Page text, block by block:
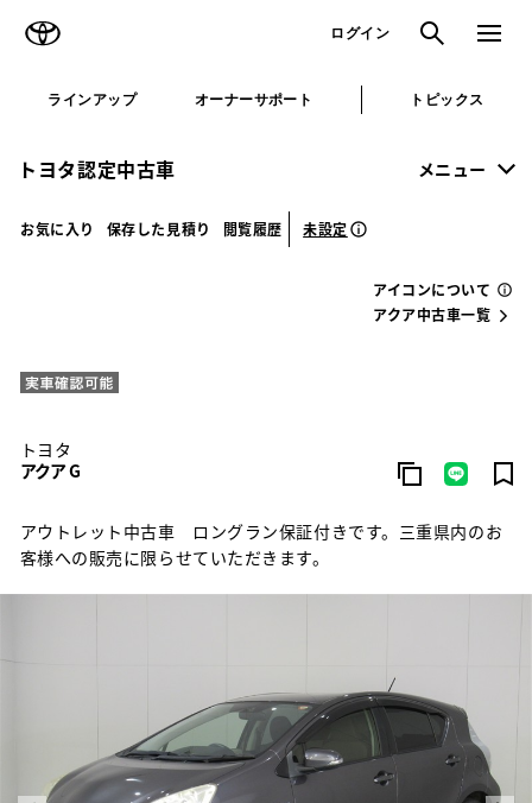
ログイン 検索 メニュ
ラインアップ オーナーサポート トピックス
トヨタ認定中古車 メニュー
お気に入り 保存した見積り 閲覧履歴 未設定
アイコンについて
アクア中古車一覧
トヨタ
アクア G
アウトレット中古車 ロングラン保証付きです。三重県内のお
客様への販売に限らせていただきます。